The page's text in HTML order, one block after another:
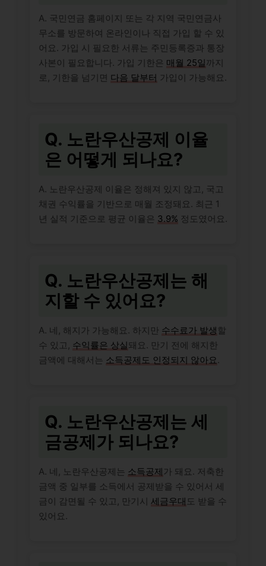
A. 국민연금 홈페이지 또는 각 지역 국민연금사
무소를 방문하여 온라인이나 직접 가입 할 수 있
어요. 가입 시 필요한 서류는 주민등록증과 통장
사본이 필요합니다. 가입 기한은 매월 25일까지
로, 기한을 넘기면 다음 달부터 가입이 가능해요.
Q. 노란우산공제 이율
은 어떻게 되나요?
A. 노란우산공제 이율은 정해져 있지 않고, 국고
채권 수익률을 기반으로 매월 조정돼요. 최근 1
년 실적 기준으로 평균 이율은 3.9% 정도였어요.
Q. 노란우산공제는 해
지할 수 있어요?
A. 네, 해지가 가능해요. 하지만 수수료가 발생 할
수 있고, 수익률은 상실돼요. 만기 전에 해지한
금액에 대해서는 소득공제도 인정되지 않아요
Q. 노란우산공제는 세
금공제가 되나요?
A. 네, 노란우산공제는 소득공제 가 돼요. 저축한
금액 중 일부를 소득에서 공제받을 수 있어서 세
금이 감면될 수 있고, 만기시 세금우대 도 받을 수
있어요.